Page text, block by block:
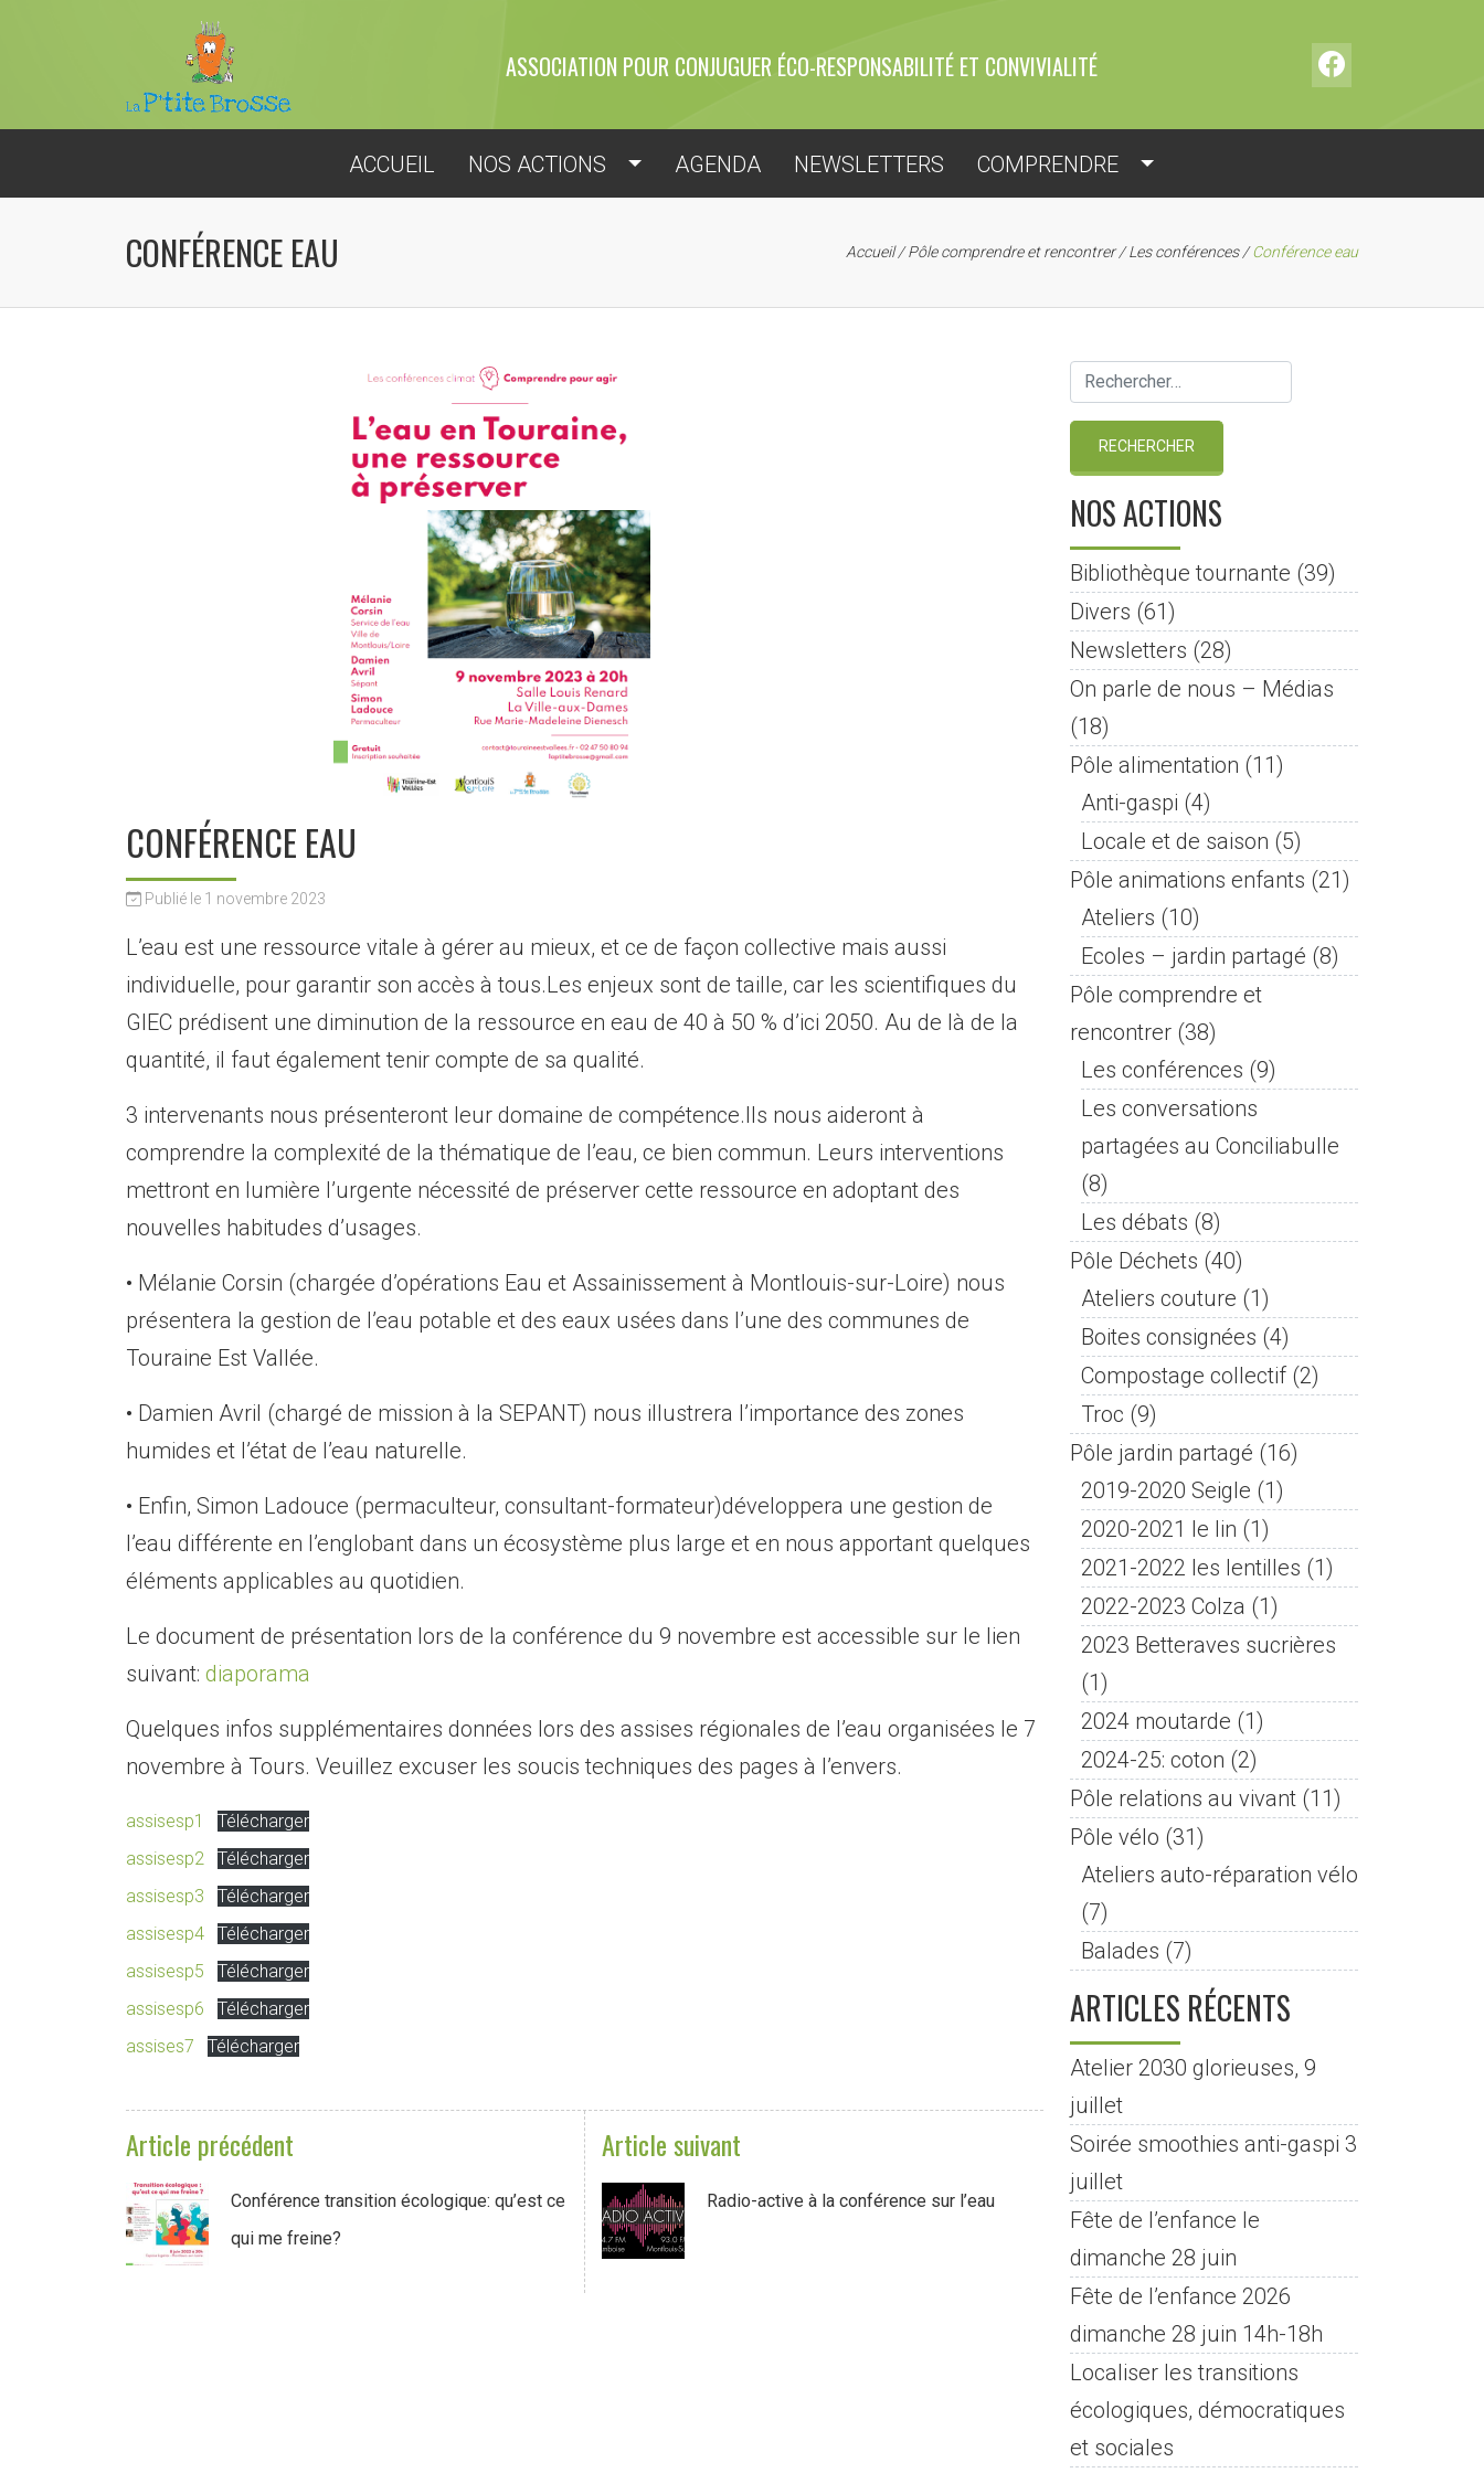
ASSOCIATION POUR CONJUGUER ÉCO-RESPONSABILITÉ ET CONVIVIALITÉ
ACCUEIL NOS ACTIONS AGENDA NEWSLETTERS COMPRENDRE
CONFÉRENCE EAU Accueil/ Pôle comprendre et rencontrer/Les conférences/Conférence eau
CONFÉRENCE EAU
Publié le 1 novembre 2023
L’eau est une ressource vitale à gérer au mieux, et ce de façon collective mais aussi
individuelle, pour garantir son accès à tous.Les enjeux sont de taille, car les scientifiques du
GIEC prédisent une diminution de la ressource en eau de 40 à 50 % d’ici 2050. Au de là de la
quantité, il faut également tenir compte de sa qualité.
3 intervenants nous présenteront leur domaine de compétence.Ils nous aideront à
comprendre la complexité de la thématique de l’eau, ce bien commun. Leurs interventions
mettront en lumière l’urgente nécessité de préserver cette ressource en adoptant des
nouvelles habitudes d’usages.
• Mélanie Corsin (chargée d’opérations Eau et Assainissement à Montlouis-sur-Loire) nous
présentera la gestion de l’eau potable et des eaux usées dans l’une des communes de
Touraine Est Vallée.
• Damien Avril (chargé de mission à la SEPANT) nous illustrera l’importance des zones
humides et l’état de l’eau naturelle.
• Enfin, Simon Ladouce (permaculteur, consultant-formateur)développera une gestion de
l’eau différente en l’englobant dans un écosystème plus large et en nous apportant quelques
éléments applicables au quotidien.
Le document de présentation lors de la conférence du 9 novembre est accessible sur le lien
suivant: diaporama
Quelques infos supplémentaires données lors des assises régionales de l’eau organisées le 7
novembre à Tours. Veuillez excuser les soucis techniques des pages à l’envers.
assisesp1
Télécharger
assisesp2
Télécharger
assisesp3
Télécharger
assisesp4
Télécharger
assisesp5
Télécharger
assisesp6
Télécharger
assises7
Télécharger
Article précédent
Conférence transition écologique: qu’est ce
qui me freine?
Article suivant
Radio-active à la conférence sur l’eau
NOS ACTIONS
Bibliothèque tournante (39)
Divers (61)
Newsletters (28)
On parle de nous – Médias
(18)
Pôle alimentation (11)
Anti-gaspi (4)
Locale et de saison (5)
Pôle animations enfants (21)
Ateliers (10)
Ecoles – jardin partagé (8)
Pôle comprendre et
rencontrer (38)
Les conférences (9)
Les conversations
partagées au Conciliabulle
(8)
Les débats (8)
Pôle Déchets (40)
Ateliers couture (1)
Boites consignées (4)
Compostage collectif(2)
Troc (9)
Pôle jardin partagé (16)
2019-2020 Seigle (1)
2020-2021 le lin (1)
2021-2022 les lentilles (1)
2022-2023 Colza (1)
2023 Betteraves sucrières
(1)
2024 moutarde (1)
2024-25: coton (2)
Pôle relations au vivant (11)
Pôle vélo (31)
Ateliers auto-réparation vélo
(7)
Balades (7)
ARTICLES RÉCENTS
Atelier 2030 glorieuses, 9
juillet
Soirée smoothies anti-gaspi 3
juillet
Fête de l’enfance le
dimanche 28 juin
Fête de l’enfance 2026
dimanche 28 juin 14h-18h
Localiser les transitions
écologiques, démocratiques
et sociales